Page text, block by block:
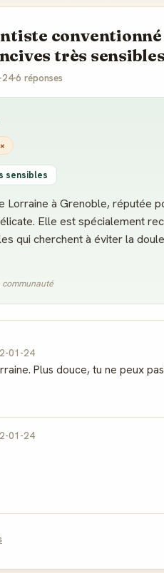
très
6 réponses
sensibles
Lorraine à Grenoble, réputée
Elle est spécialement
qui cherchent à éviter la
01-24
Plus douce, tu ne peux
01-24